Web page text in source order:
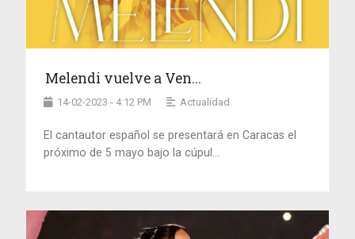
Melendi vuelve a Ven...
14-02-2023 - 4:12 PM Actualidad
El cantautor español se presentará en Caracas el
próximo de 5 mayo bajo la cúpul...